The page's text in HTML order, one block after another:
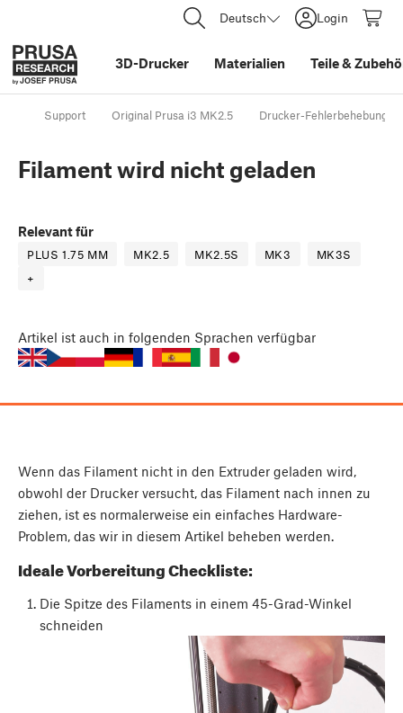
Deutsch Login
3D-Drucker Materialien Teile&
Support Original Prusa i3 MK2.5 Drucker-Fehlerbehebung
Filament wird nicht geladen
Relevant für
PLUS 1.75 MM MK2.5 MK2.5S MK3
MK3S
+
Artikel ist auch in folgenden Sprachen verfügbar
Wenn das Filament nicht in den Extruder geladen wird,
obwohl der Drucker versucht, das Filament nach innen zu
ziehen, ist es normalerweise ein einfaches Hardware-
Problem, das wir in diesem Artikel beheben werden.
Ideale Vorbereitung Checkliste:
Die Spitze des Filaments in einem 45-Grad-Winkel
schneiden